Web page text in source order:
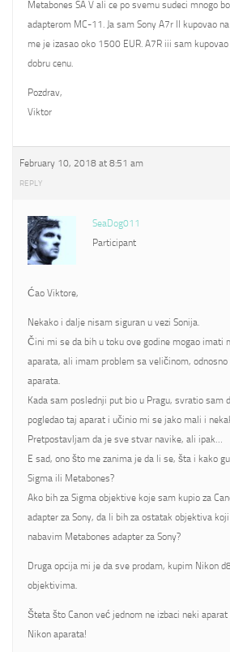
Metabones SA V ali ce po svemu sudeci mnogo
adapterom MC-11. Ja sam Sony A7r II kupovao
me je izasao oko 1500 EUR. A7R iii sam
dobru cenu.
Pozdrav,
Viktor
February 10, 2018 at 8:51 am
REPLY
SeaDog011
Participant
Ćao Viktore,
Nekako i dalje nisam siguran u vezi Sonija.
Čini mi se da bih u toku ove godine mogao imati
aparata, ali imam problem sa veličinom, odnosno
aparata.
Kada sam poslednji put bio u Pragu, svratio sam
pogledao taj aparat i učinio mi se jako mali i
Pretpostavljam da je sve stvar navike, ali ipak…
E sad, ono što me zanima je da li se, šta i kako
Sigma ili Metabones?
Ako bih za Sigma objektive koje sam kupio za
adapter za Sony, da li bih za ostatak objektiva
nabavim Metabones adapter za Sony?
Druga opcija mi je da sve prodam, kupim Nikon
objektivima.
Šteta što Canon već jednom ne izbaci neki
Nikon aparata!